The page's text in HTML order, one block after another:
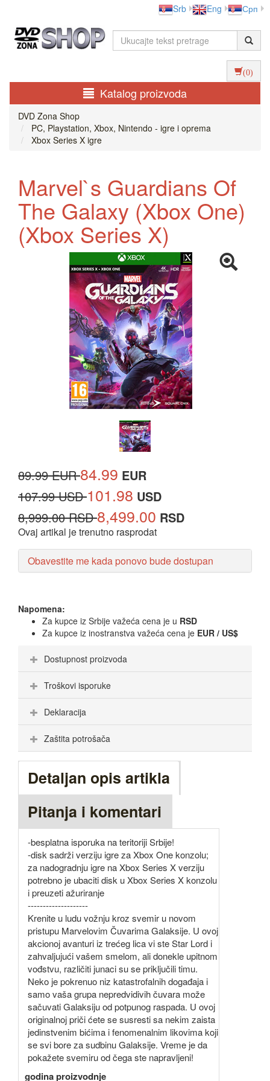
Srb Eng Срп
(0)
Katalog proizvoda
DVD Zona Shop
PC, Playstation, Xbox, Nintendo - igre i oprema
Xbox Series X igre
Marvel`s Guardians Of
The Galaxy (Xbox One)
(Xbox Series X)
89.99 EUR84.99 EUR
107.99 USD101.98 USD
8,999.00 RSD8,499.00 RSD
Ovaj artikal je trenutno rasprodat
Obavestite me kada ponovo bude dostupan
Napomena:
Za kupce iz Srbije važeća cena je u RSD
Za kupce iz inostranstva važeća cena je EUR / US$
Dostupnost proizvoda
Troškovi isporuke
Deklaracija
Zaštita potrošača
Detaljan opis artikla
Pitanja i komentari
-besplatna isporuka na teritoriji Srbije!
-disk sadrži verziju igre za Xbox One konzolu;
za nadogradnju igre na Xbox Series X verziju
potrebno je ubaciti disk u Xbox Series X konzolu
i preuzeti ažuriranje
--------------------
Krenite u ludu vožnju kroz svemir u novom
pristupu Marvelovim Čuvarima Galaksije. U ovoj
akcionoj avanturi iz trećeg lica vi ste Star Lord i
zahvaljujući vašem smelom, ali donekle upitnom
vođstvu, različiti junaci su se priključili timu.
Neko je pokrenuo niz katastrofalnih događaja i
samo vaša grupa nepredvidivih čuvara može
sačuvati Galaksiju od potpunog raspada. U ovoj
originalnoj priči ćete se susresti sa nekim zaista
jedinstvenim bićima i fenomenalnim likovima koji
se svi bore za sudbinu Galaksije. Vreme je da
pokažete svemiru od čega ste napravljeni!
godina proizvodnje